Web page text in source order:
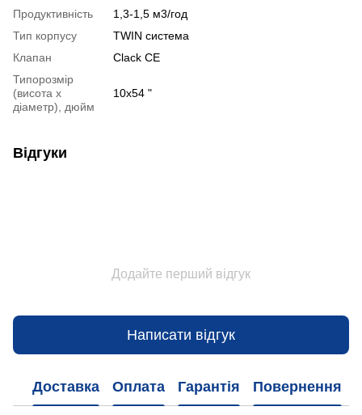
Продуктивність
1,3-1,5 м3/год
Тип корпусу
TWIN система
Клапан
Clack СЕ
Типорозмір
(висота х
діаметр), дюйм
10x54 "
Відгуки
Додайте перший відгук
Написати відгук
Доставка Оплата Гарантія Повернення